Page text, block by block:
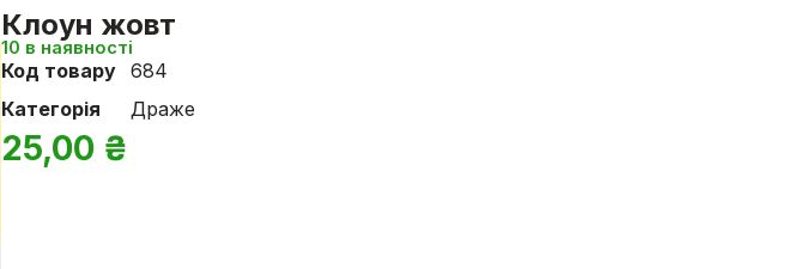
Клоун жовт
10 в наявності
Код товару 684
Категорія
Драже
25,00 ₴